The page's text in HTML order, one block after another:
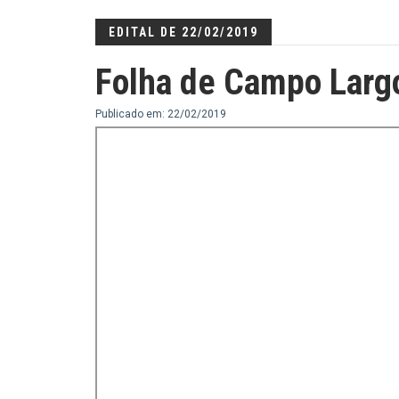
EDITAL DE 22/02/2019
Folha de Campo
Publicado em: 22/02/2019